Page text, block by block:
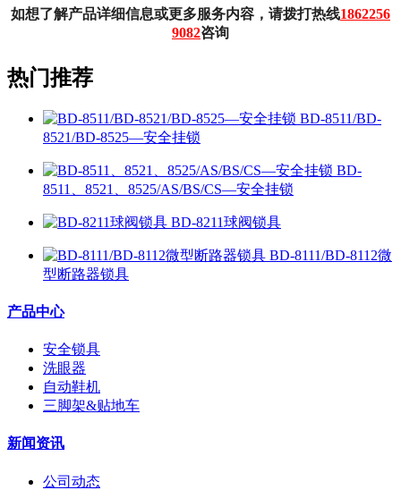
如想了解产品详细信息或更多服务内容，请拨打热线1862256
9082咨询
热门推荐
BD-8511/BD-
8521/BD-8525—安全挂锁
BD-
8511、8521、8525/AS/BS/CS—安全挂锁
BD-8211球阀锁具
BD-8111/BD-8112微
型断路器锁具
产品中心
安全锁具
洗眼器
自动鞋机
三脚架&贴地车
新闻资讯
公司动态